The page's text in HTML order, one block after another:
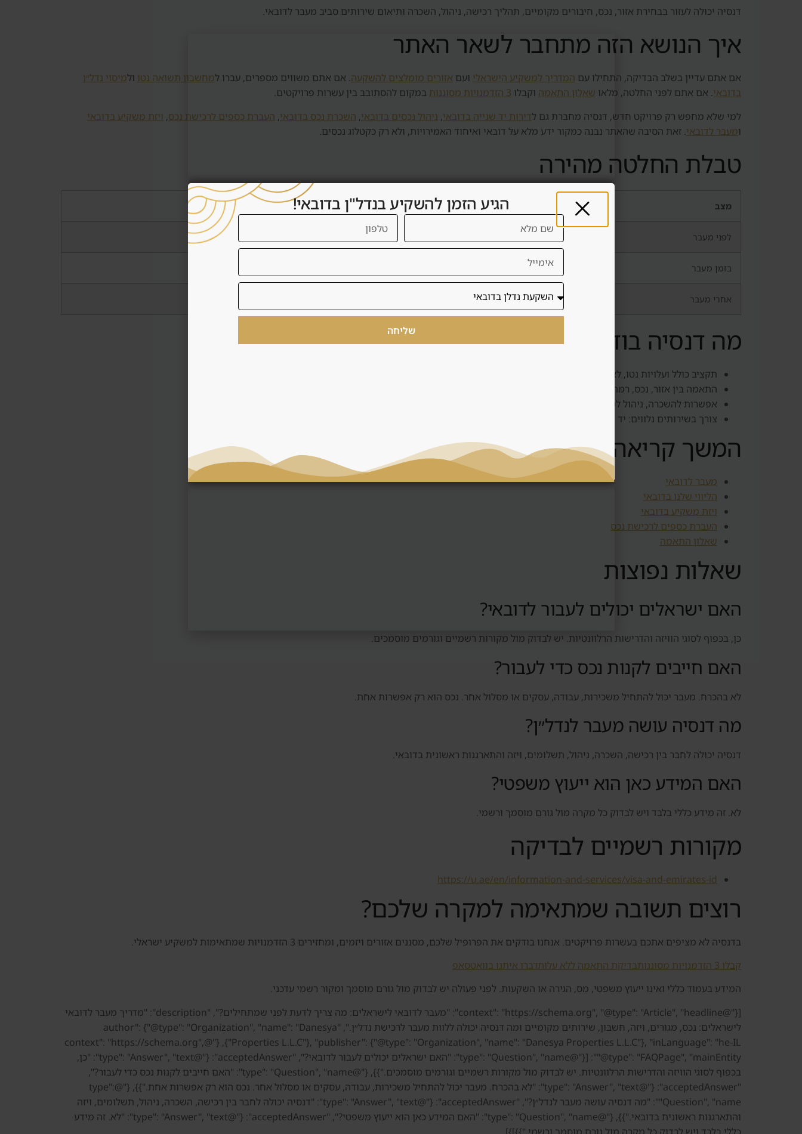
דנסיה יכולה לעזור בבחירת אזור, נכס, חיבורים מקומיים, תהליך רכישה, ניהול, השכרה ותיאום שירותים סביב מעבר לדובאי.
איך הנושא הזה מתחבר לשאר האתר
אם אתם עדיין בשלב הבדיקה, התחילו עם המדריך למשקיע הישראלי ועם אזורים מומלצים להשקעה. אם אתם משווים מספרים, עברו למחשבון תשואה נטו ולמיסוי נדל״ן
בדובאי. אם אתם לפני החלטה, מלאו שאלון התאמה וקבלו 3 הזדמנויות מסוננות
במקום להסתובב בין עשרות פרויקטים.
למי שלא מחפש רק פרויקט חדש, דנסיה מחברת גם לדירות יד שנייה בדובאי, ניהול נכסים בדובאי, השכרת נכס בדובאי, העברת כספים לרכישת נכס, ויזת משקיע בדובאי
ומעבר לדובאי. זאת הסיבה שהאתר נבנה כמקור ידע מלא על דובאי ואיחוד האמירויות, ולא רק כקטלוג נכסים.
טבלת החלטה מהירה
מצב מה לבדוק למה זה חשוב
לפני מעבר תקציב, ויזה, אזור מונע החלטות לחץ
בזמן מעבר נכס, שירותים, פתיחת תהליכים
אחרי מעבר ניהול נכס ושירותים מקומיים
מה דנסיה בודקת בשביל הלקוח
תקציב כולל ועלויות נטו, לא רק מחיר רכישה.
התאמה בין אזור, נכס, רמת סיכון וטווח החזקה.
אפשרות להשכרה, ניהול לטווח קצר או ארוך, ותוכנית יציאה.
צורך בשירותים נלווים: יד שנייה, העברת כספים, ויזה או מעבר לדובאי.
המשך קריאה וקישורים פנימיים
מעבר לדובאי
הליווי שלנו בדובאי
ויזת משקיע בדובאי
העברת כספים לרכישת נכס
שאלון התאמה
שאלות נפוצות
האם ישראלים יכולים לעבור לדובאי?
כן, בכפוף לסוגי הוויזה והדרישות הרלוונטיות. יש לבדוק מול מקורות רשמיים וגורמים מוסמכים.
האם חייבים לקנות נכס כדי לעבור?
לא בהכרח. מעבר יכול להתחיל משכירות, עבודה, עסקים או מסלול אחר. נכס הוא רק אפשרות אחת.
מה דנסיה עושה מעבר לנדל״ן?
דנסיה יכולה לחבר בין רכישה, השכרה, ניהול, תשלומים, ויזה והתארגנות ראשונית בדובאי.
האם המידע כאן הוא ייעוץ משפטי?
לא. זה מידע כללי בלבד ויש לבדוק כל מקרה מול גורם מוסמך ורשמי.
מקורות רשמיים לבדיקה
https://u.ae/en/information-and-services/visa-and-emirates-id
רוצים תשובה שמתאימה למקרה שלכם?
בדנסיה לא מציפים אתכם בעשרות פרויקטים. אנחנו בודקים את הפרופיל שלכם, מסננים אזורים ויזמים, ומחזירים 3 הזדמנויות שמתאימות למשקיע ישראלי.
קבלו 3 הזדמנויות מסוננות
בדיקת התאמה ללא עלותדברו איתנו בוואטסאפ
המידע בעמוד כללי ואינו ייעוץ משפטי, מס, הגירה או השקעות. לפני פעולה יש לבדוק מול גורם מוסמך ומקור רשמי עדכני.
[{"@context": "https://schema.org", "@type": "Article", "headline": "מעבר לדובאי לישראלים: מה צריך לדעת לפני שמתחילים?", "description": "מדריך מעבר לדובאי
לישראלים: נכס, מגורים, ויזה, חשבון, שירותים מקומיים ומה דנסיה יכולה ללוות מעבר לרכישת נדל״ן.", "author": {"@type": "Organization", "name": "Danesya
Properties L.L.C"}, "publisher": {"@type": "Organization", "name": "Danesya Properties L.L.C"}, "inLanguage": "he-IL"}, {"@context": "https://schema.org",
"@type": "FAQPage", "mainEntity": [{"@type": "Question", "name": "האם ישראלים יכולים לעבור לדובאי?", "acceptedAnswer": {"@type": "Answer", "text": "כן,
בכפוף לסוגי הוויזה והדרישות הרלוונטיות. יש לבדוק מול מקורות רשמיים וגורמים מוסמכים."}}, {"@type": "Question", "name": "האם חייבים לקנות נכס כדי לעבור?",
"acceptedAnswer": {"@type": "Answer", "text": "לא בהכרח. מעבר יכול להתחיל משכירות, עבודה, עסקים או מסלול אחר. נכס הוא רק אפשרות אחת."}}, {"@type":
"Question", "name": "מה דנסיה עושה מעבר לנדל״ן?", "acceptedAnswer": {"@type": "Answer", "text": "דנסיה יכולה לחבר בין רכישה, השכרה, ניהול, תשלומים, ויזה
והתארגנות ראשונית בדובאי."}}, {"@type": "Question", "name": "האם המידע כאן הוא ייעוץ משפטי?", "acceptedAnswer": {"@type": "Answer", "text": "לא. זה מידע
הגיע הזמן להשקיע בנדל"ן בדובאי!
שליחה